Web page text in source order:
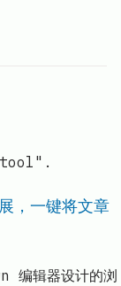
，一键将文章
辑器设计的浏